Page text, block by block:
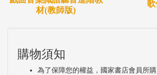
材(教師版)
購物須知
為了保障您的權益，國家書店會員所